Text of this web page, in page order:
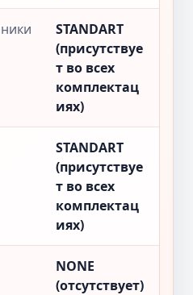
STANDART
(присутствуе
т во всех
комплектац
иях)
STANDART
(присутствуе
т во всех
комплектац
иях)
NONE
(отсутствует)